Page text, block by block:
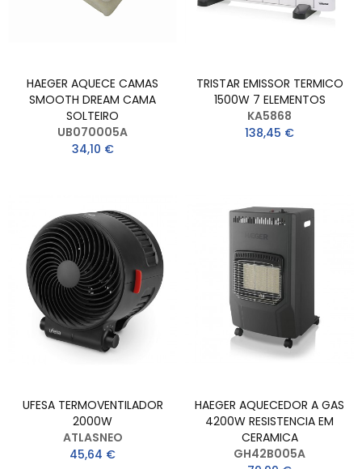
HAEGER AQUECE CAMAS
SMOOTH DREAM CAMA
SOLTEIRO
UB070005A
34,10 €
TRISTAR EMISSOR TERMICO
1500W 7 ELEMENTOS
KA5868
138,45 €
UFESA TERMOVENTILADOR
2000W
ATLASNEO
45,64 €
HAEGER AQUECEDOR A GAS
4200W RESISTENCIA EM
CERAMICA
GH42B005A